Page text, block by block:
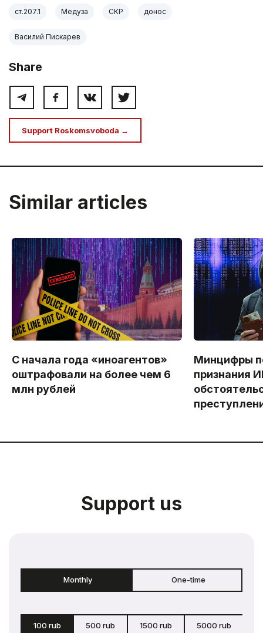
ст.207.1 Медуза СКР донос
Василий Пискарев
Share
Support Roskomsvoboda →
Similar articles
С начала года «иноагентов»
оштрафовали на более чем 6
млн рублей
Минцифры
признания
Support us
Monthly One-time
100 rub 500 rub 1500 rub 5000 rub